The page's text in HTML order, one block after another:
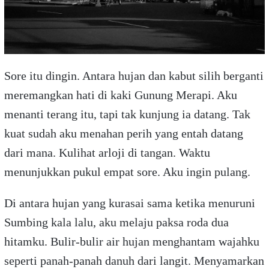
Sore itu dingin. Antara hujan dan kabut silih berganti
meremangkan hati di kaki Gunung Merapi. Aku
menanti terang itu, tapi tak kunjung ia datang. Tak
kuat sudah aku menahan perih yang entah datang
dari mana. Kulihat arloji di tangan. Waktu
menunjukkan pukul empat sore. Aku ingin pulang.
Di antara hujan yang kurasai sama ketika menuruni
Sumbing kala lalu, aku melaju paksa roda dua
hitamku. Bulir-bulir air hujan menghantam wajahku
seperti panah-panah danuh dari langit. Menyamarkan